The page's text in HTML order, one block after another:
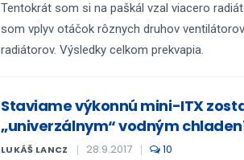
Tentokrát som si na paškál vzal viacero
som vplyv otáčok rôznych druhov
radiátorov. Výsledky celkom prekvapia.
Staviame výkonnú mini-ITX
„univerzálnym“ vodným
LUKÁŠ LANCZ 28.9.2017 10